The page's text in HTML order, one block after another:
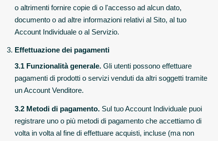
o altrimenti fornire copie di o l'accesso ad alcun dato,
documento o ad altre informazioni relativi al Sito, al tuo
Account Individuale o al Servizio.
Effettuazione dei pagamenti
3.1 Funzionalità generale. Gli utenti possono effettuare
pagamenti di prodotti o servizi venduti da altri soggetti tramite
un Account Venditore.
3.2 Metodi di pagamento. Sul tuo Account Individuale puoi
registrare uno o più metodi di pagamento che accettiamo di
volta in volta al fine di effettuare acquisti, incluse (ma non